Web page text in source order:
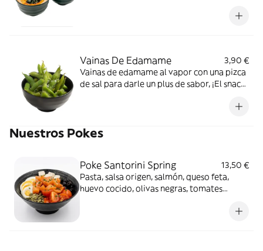
Vainas De Edamame
3,90 €
Vainas de edamame al vapor con una pizca
de sal para darle un plus de sabor, ¡El snack
Nuestros Pokes
Poke Santorini Spring
13,50 €
Pasta, salsa origen, salmón, queso feta,
huevo cocido, olivas negras, tomates